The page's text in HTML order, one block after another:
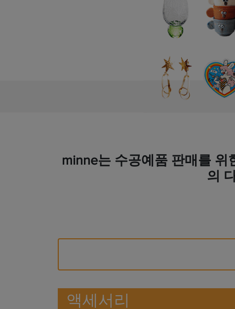
minne는 수공예품 판매를
의
액세서리